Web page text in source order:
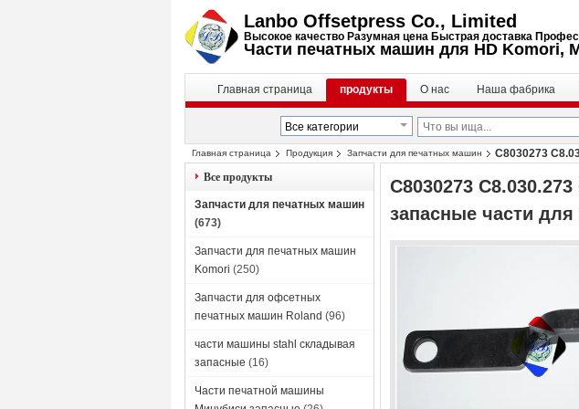
Lanbo Offsetpress Co., Limited
Высокое качество Разумная цена Быстрая доставка
Части печатных машин для HD Komori,
Главная страница продукты О нас Наша фабрика
Главная страница Продукция Запчасти для печатных машин
C8030273
печатной машины
Все продукты
Запчасти для печатных машин
(673)
Запчасти для печатных машин
Komori (250)
Запчасти для офсетных
печатных машин Roland (96)
части машины stahl складывая
запасные (16)
Части печатной машины
C8030273
запасные части